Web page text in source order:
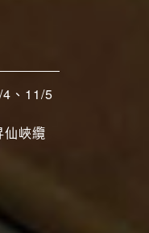
、11/5
仙峽纜